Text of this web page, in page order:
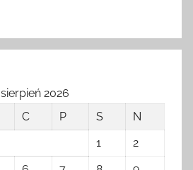
sierpień 2026
C P S
N
1
2